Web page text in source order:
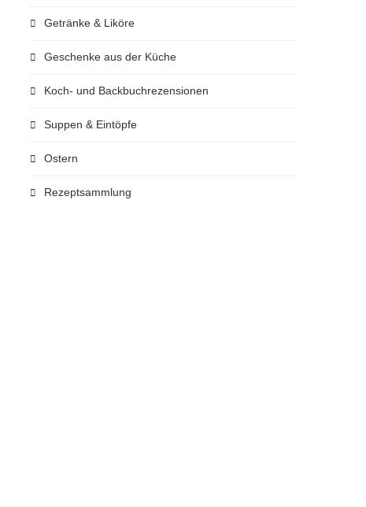
Getränke & Liköre
Geschenke aus der Küche
Koch- und Backbuchrezensionen
Suppen & Eintöpfe
Ostern
Rezeptsammlung